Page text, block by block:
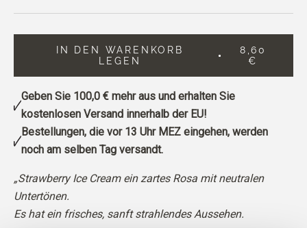
IN DEN WARENKORB
LEGEN
8,60
€
Geben Sie 100,0 €mehr aus und erhalten Sie
kostenlosen Versand innerhalb der EU!
Bestellungen, die vor 13 Uhr MEZ eingehen, werden
noch am selben Tag versandt.
„Strawberry Ice Cream ein zartes Rosa mit neutralen
Untertönen.
Es hat ein frisches, sanft strahlendes Aussehen.